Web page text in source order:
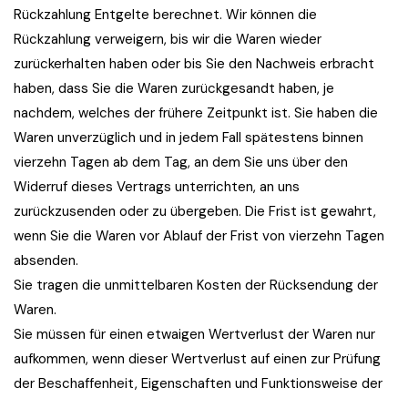
Rückzahlung Entgelte berechnet. Wir können die
Rückzahlung verweigern, bis wir die Waren wieder
zurückerhalten haben oder bis Sie den Nachweis erbracht
haben, dass Sie die Waren zurückgesandt haben, je
nachdem, welches der frühere Zeitpunkt ist. Sie haben die
Waren unverzüglich und in jedem Fall spätestens binnen
vierzehn Tagen ab dem Tag, an dem Sie uns über den
Widerruf dieses Vertrags unterrichten, an uns
zurückzusenden oder zu übergeben. Die Frist ist gewahrt,
wenn Sie die Waren vor Ablauf der Frist von vierzehn Tagen
absenden.
Sie tragen die unmittelbaren Kosten der Rücksendung der
Waren.
Sie müssen für einen etwaigen Wertverlust der Waren nur
aufkommen, wenn dieser Wertverlust auf einen zur Prüfung
der Beschaffenheit, Eigenschaften und Funktionsweise der